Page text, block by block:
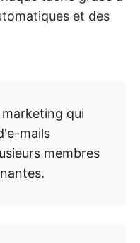
et des
marketing qui
mails
membres